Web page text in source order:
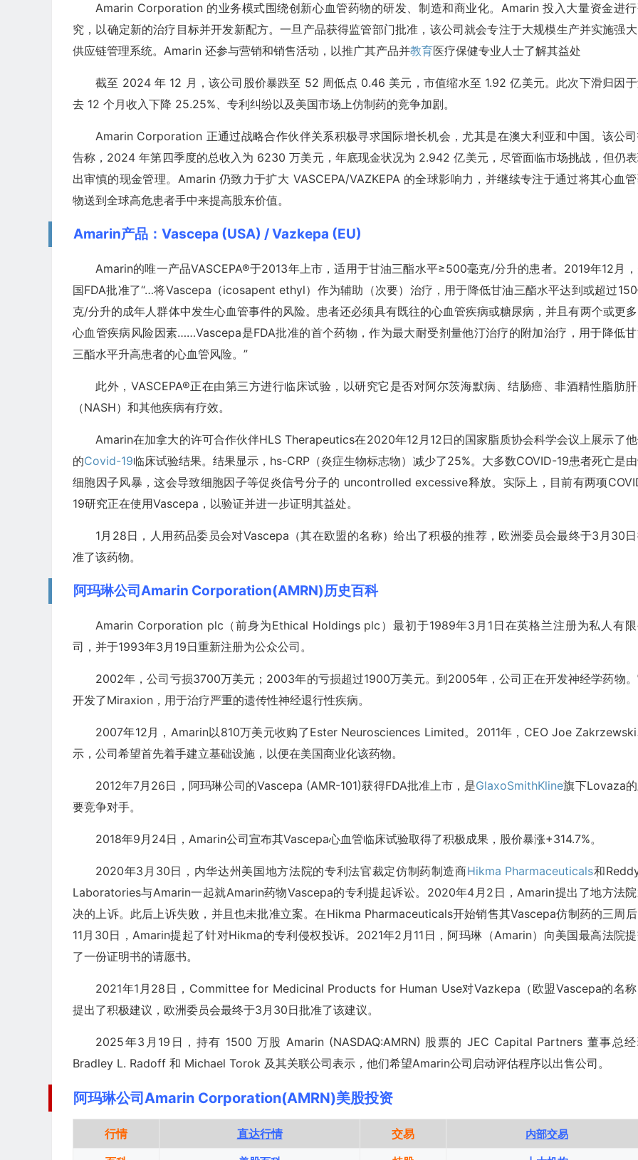
Amarin Corporation 的业务模式围绕创新心血管药物的研发、制造和商业化。Amarin 投入大量资金进
究，以确定新的治疗目标并开发新配方。一旦产品获得监管部门批准，该公司就会专注于大规模生产并实施强
供应链管理系统。Amarin 还参与营销和销售活动，以推广其产品并教育医疗保健专业人士了解其益处
截至 2024 年 12 月，该公司股价暴跌至 52 周低点 0.46 美元，市值缩水至 1.92 亿美元。此次下滑归因
去 12 个月收入下降 25.25%、专利纠纷以及美国市场上仿制药的竞争加剧。
Amarin Corporation 正通过战略合作伙伴关系积极寻求国际增长机会，尤其是在澳大利亚和中国。该公
告称，2024 年第四季度的总收入为 6230 万美元，年底现金状况为 2.942 亿美元，尽管面临市场挑战，但仍
出审慎的现金管理。Amarin 仍致力于扩大 VASCEPA/VAZKEPA 的全球影响力，并继续专注于通过将其心血
物送到全球高危患者手中来提高股东价值。
Amarin产品：Vascepa (USA) / Vazkepa (EU)
Amarin的唯一产品VASCEPA®于2013年上市，适用于甘油三酯水平≥500毫克/分升的患者。2019年12月
国FDA批准了“…将Vascepa（icosapent ethyl）作为辅助（次要）治疗，用于降低甘油三酯水平达到或超过
克/分升的成年人群体中发生心血管事件的风险。患者还必须具有既往的心血管疾病或糖尿病，并且有两个或更
心血管疾病风险因素……Vascepa是FDA批准的首个药物，作为最大耐受剂量他汀治疗的附加治疗，用于降低
三酯水平升高患者的心血管风险。”
此外，VASCEPA®正在由第三方进行临床试验，以研究它是否对阿尔茨海默病、结肠癌、非酒精性脂肪
（NASH）和其他疾病有疗效。
Amarin在加拿大的许可合作伙伴HLS Therapeutics在2020年12月12日的国家脂质协会科学会议上展示了
的Covid-19临床试验结果。结果显示，hs-CRP（炎症生物标志物）减少了25%。大多数COVID-19患者死亡是
细胞因子风暴，这会导致细胞因子等促炎信号分子的 uncontrolled excessive释放。实际上，目前有两项
19研究正在使用Vascepa，以验证并进一步证明其益处。
1月28日，人用药品委员会对Vascepa（其在欧盟的名称）给出了积极的推荐，欧洲委员会最终于3月30
准了该药物。
阿玛琳公司Amarin Corporation(AMRN)历史百科
Amarin Corporation plc（前身为Ethical Holdings plc）最初于1989年3月1日在英格兰注册为私人有
司，并于1993年3月19日重新注册为公众公司。
2002年，公司亏损3700万美元；2003年的亏损超过1900万美元。到2005年，公司正在开发神经学药物
开发了Miraxion，用于治疗严重的遗传性神经退行性疾病。
2007年12月，Amarin以810万美元收购了Ester Neurosciences Limited。2011年，CEO Joe
示，公司希望首先着手建立基础设施，以便在美国商业化该药物。
2012年7月26日，阿玛琳公司的Vascepa (AMR-101)获得FDA批准上市，是GlaxoSmithKline旗下Lovaza
要竞争对手。
2018年9月24日，Amarin公司宣布其Vascepa心血管临床试验取得了积极成果，股价暴涨+314.7%。
2020年3月30日，内华达州美国地方法院的专利法官裁定仿制药制造商Hikma Pharmaceuticals和
Laboratories与Amarin一起就Amarin药物Vascepa的专利提起诉讼。2020年4月2日，Amarin提出了地方法
决的上诉。此后上诉失败，并且也未批准立案。在Hikma Pharmaceuticals开始销售其Vascepa仿制药的三周
11月30日，Amarin提起了针对Hikma的专利侵权投诉。2021年2月11日，阿玛琳（Amarin）向美国最高法院
了一份证明书的请愿书。
2021年1月28日，Committee for Medicinal Products for Human Use对Vazkepa（欧盟Vascepa的名
提出了积极建议，欧洲委员会最终于3月30日批准了该建议。
2025年3月19日，持有 1500 万股 Amarin (NASDAQ:AMRN) 股票的 JEC Capital Partners 董事总
Bradley L. Radoff 和 Michael Torok 及其关联公司表示，他们希望Amarin公司启动评估程序以出售公司。
阿玛琳公司Amarin Corporation(AMRN)美股投资
行情 直达行情 交易 内部交易